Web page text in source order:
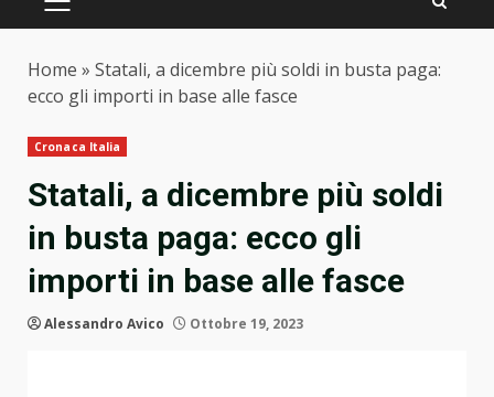
PRIMARY
Home » Statali, a dicembre più soldi in busta paga:
ecco gli importi in base alle fasce
Cronaca Italia
Statali, a dicembre più soldi
in busta paga: ecco gli
importi in base alle fasce
Alessandro Avico Ottobre 19, 2023